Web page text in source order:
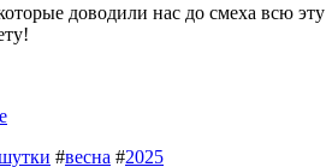
доводили нас до смеха всю эту
#весна #2025